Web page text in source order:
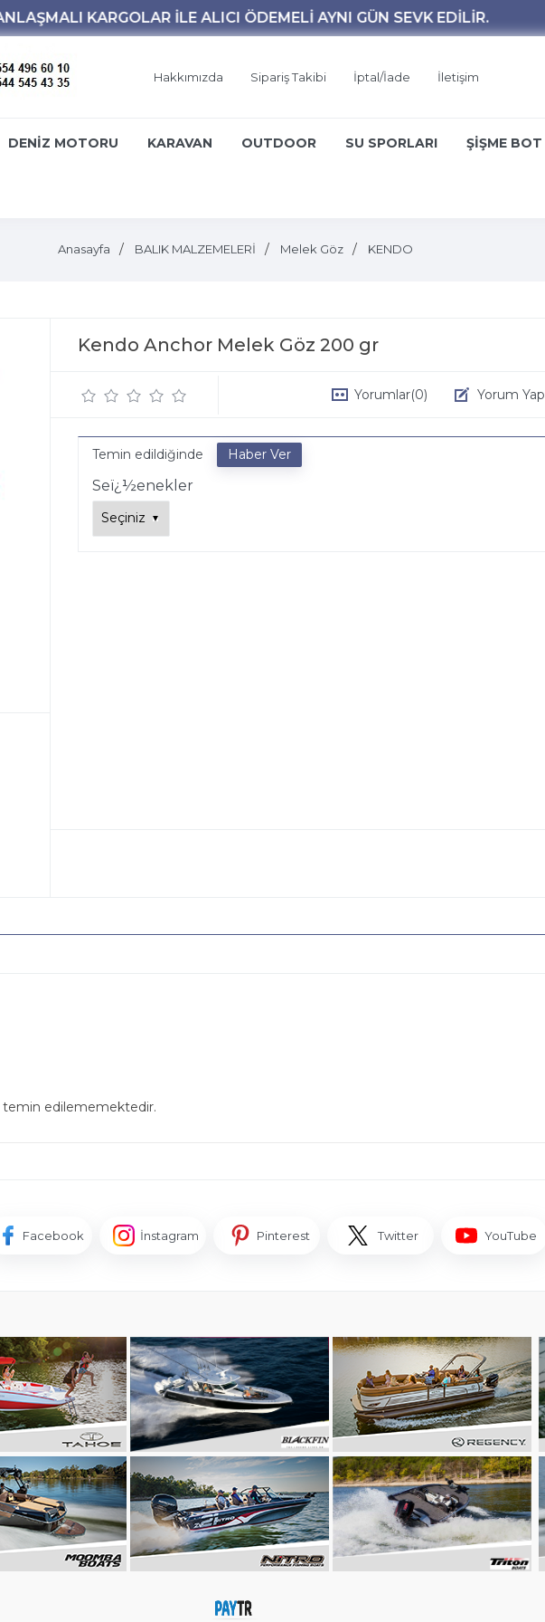
Hakkımızda Sipariş Takibi İptal/İade İletişim
DENİZ MOTORU KARAVAN OUTDOOR SU SPORLARI ŞİŞME BOT
Anasayfa BALIK MALZEMELERİ Melek Göz KENDO
Kendo Anchor Melek Göz 200 gr
Yorumlar(0) Yorum Yap
Temin edildiğinde
Seï¿½enekler
temin edilememektedir.
Facebook İnstagram Pinterest Twitter YouTube